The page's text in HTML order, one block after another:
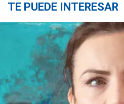
TE PUEDE INTERESAR